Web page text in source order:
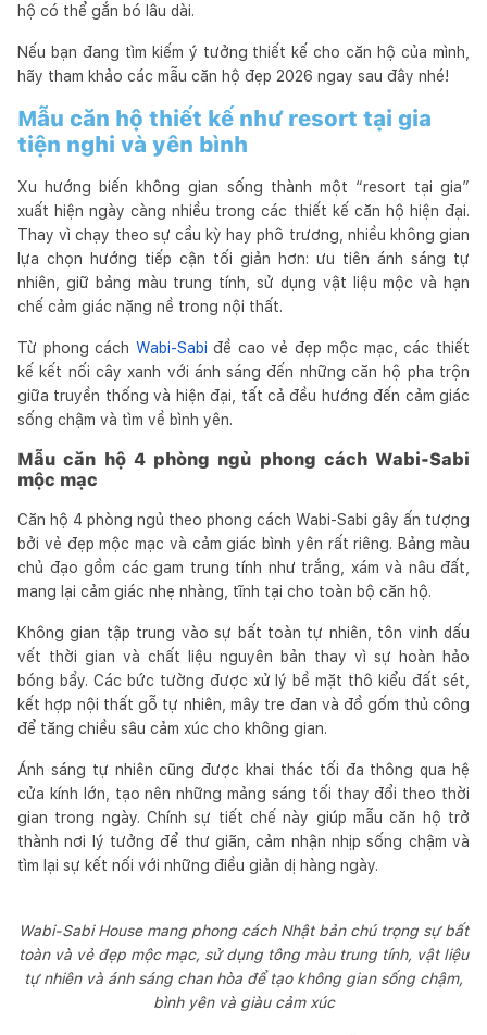
hộ có thể gắn bó lâu dài.
Nếu bạn đang tìm kiếm ý tưởng thiết kế cho căn hộ của mình,
hãy tham khảo các mẫu căn hộ đẹp 2026 ngay sau đây nhé!
Mẫu căn hộ thiết kế như resort tại gia
tiện nghi và yên bình
Xu hướng biến không gian sống thành một “resort tại gia”
xuất hiện ngày càng nhiều trong các thiết kế căn hộ hiện đại.
Thay vì chạy theo sự cầu kỳ hay phô trương, nhiều không gian
lựa chọn hướng tiếp cận tối giản hơn: ưu tiên ánh sáng tự
nhiên, giữ bảng màu trung tính, sử dụng vật liệu mộc và hạn
chế cảm giác nặng nề trong nội thất.
Từ phong cách Wabi-Sabi đề cao vẻ đẹp mộc mạc, các thiết
kế kết nối cây xanh với ánh sáng đến những căn hộ pha trộn
giữa truyền thống và hiện đại, tất cả đều hướng đến cảm giác
sống chậm và tìm về bình yên.
Mẫu căn hộ 4 phòng ngủ phong cách Wabi-Sabi
mộc mạc
Căn hộ 4 phòng ngủ theo phong cách Wabi-Sabi gây ấn tượng
bởi vẻ đẹp mộc mạc và cảm giác bình yên rất riêng. Bảng màu
chủ đạo gồm các gam trung tính như trắng, xám và nâu đất,
mang lại cảm giác nhẹ nhàng, tĩnh tại cho toàn bộ căn hộ.
Không gian tập trung vào sự bất toàn tự nhiên, tôn vinh dấu
vết thời gian và chất liệu nguyên bản thay vì sự hoàn hảo
bóng bẩy. Các bức tường được xử lý bề mặt thô kiểu đất sét,
kết hợp nội thất gỗ tự nhiên, mây tre đan và đồ gốm thủ công
để tăng chiều sâu cảm xúc cho không gian.
Ánh sáng tự nhiên cũng được khai thác tối đa thông qua hệ
cửa kính lớn, tạo nên những mảng sáng tối thay đổi theo thời
gian trong ngày. Chính sự tiết chế này giúp mẫu căn hộ trở
thành nơi lý tưởng để thư giãn, cảm nhận nhịp sống chậm và
tìm lại sự kết nối với những điều giản dị hàng ngày.
Wabi-Sabi House mang phong cách Nhật bản chú trọng sự bất
toàn và vẻ đẹp mộc mạc, sử dụng tông màu trung tính, vật liệu
tự nhiên và ánh sáng chan hòa để tạo không gian sống chậm,
bình yên và giàu cảm xúc